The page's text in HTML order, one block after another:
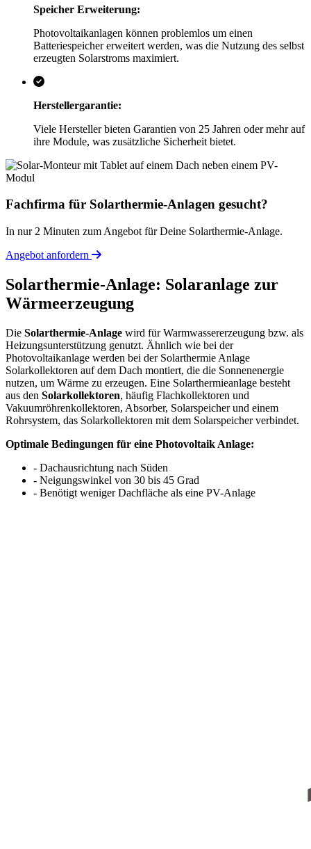
Speicher Erweiterung:
Photovoltaikanlagen können problemlos um einen
Batteriespeicher erweitert werden, was die Nutzung des selbst
erzeugten Solarstroms maximiert.
Herstellergarantie:
Viele Hersteller bieten Garantien von 25 Jahren oder mehr auf
ihre Module, was zusätzliche Sicherheit bietet.
Fachfirma für Solarthermie-Anlagen gesucht?
In nur 2 Minuten zum Angebot für Deine Solarthermie-Anlage.
Angebot anfordern
Solarthermie-Anlage: Solaranlage zur
Wärmeerzeugung
Die Solarthermie-Anlage wird für Warmwassererzeugung bzw. als
Heizungsunterstützung genutzt. Ähnlich wie bei der
Photovoltaikanlage werden bei der Solarthermie Anlage
Solarkollektoren auf dem Dach montiert, die die Sonnenenergie
nutzen, um Wärme zu erzeugen. Eine Solarthermieanlage besteht
aus den Solarkollektoren, häufig Flachkollektoren und
Vakuumröhrenkollektoren, Absorber, Solarspeicher und einem
Rohrsystem, das Solarkollektoren mit dem Solarspeicher verbindet.
Optimale Bedingungen für eine Photovoltaik Anlage:
- Dachausrichtung nach Süden
- Neigungswinkel von 30 bis 45 Grad
- Benötigt weniger Dachfläche als eine PV-Anlage